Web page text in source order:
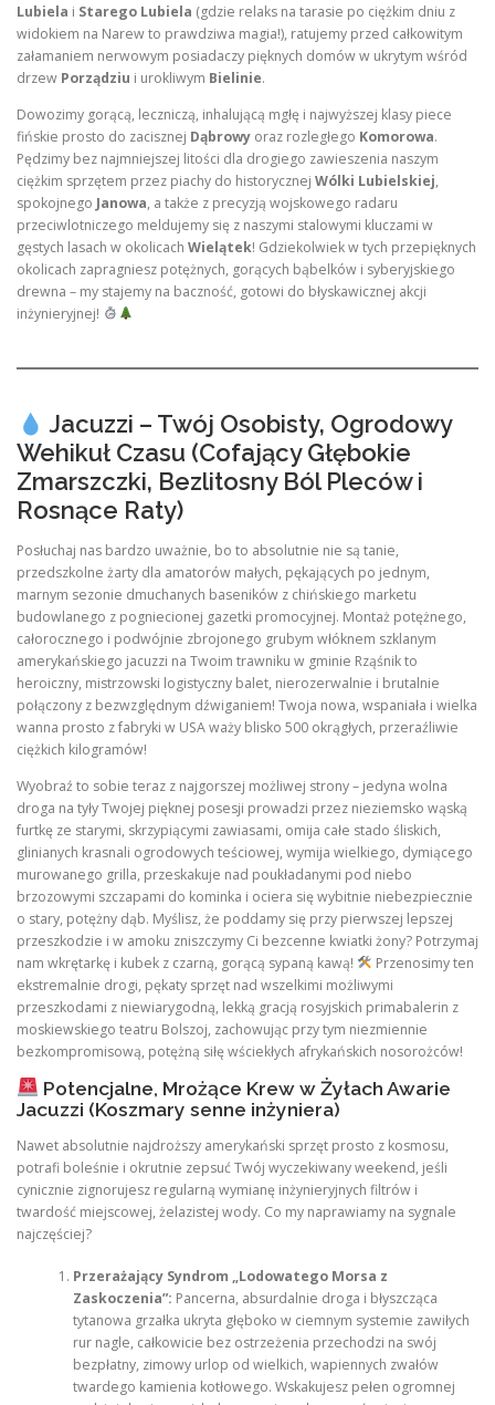
Lubiela i Starego Lubiela (gdzie relaks na tarasie po ciężkim dniu z
widokiem na Narew to prawdziwa magia!), ratujemy przed całkowitym
załamaniem nerwowym posiadaczy pięknych domów w ukrytym wśród
drzew Porządziu i urokliwym Bielinie.
Dowozimy gorącą, leczniczą, inhalującą mgłę i najwyższej klasy piece
fińskie prosto do zacisznej Dąbrowy oraz rozległego Komorowa.
Pędzimy bez najmniejszej litości dla drogiego zawieszenia naszym
ciężkim sprzętem przez piachy do historycznej Wólki Lubielskiej,
spokojnego Janowa, a także z precyzją wojskowego radaru
przeciwlotniczego meldujemy się z naszymi stalowymi kluczami w
gęstych lasach w okolicach Wielątek! Gdziekolwiek w tych przepięknych
okolicach zapragniesz potężnych, gorących bąbelków i syberyjskiego
drewna – my stajemy na baczność, gotowi do błyskawicznej akcji
inżynieryjnej!
Jacuzzi – Twój Osobisty, Ogrodowy
Wehikuł Czasu (Cofający Głębokie
Zmarszczki, Bezlitosny Ból Pleców i
Rosnące Raty)
Posłuchaj nas bardzo uważnie, bo to absolutnie nie są tanie,
przedszkolne żarty dla amatorów małych, pękających po jednym,
marnym sezonie dmuchanych baseników z chińskiego marketu
budowlanego z pogniecionej gazetki promocyjnej. Montaż potężnego,
całorocznego i podwójnie zbrojonego grubym włóknem szklanym
amerykańskiego jacuzzi na Twoim trawniku w gminie Rząśnik to
heroiczny, mistrzowski logistyczny balet, nierozerwalnie i brutalnie
połączony z bezwzględnym dźwiganiem! Twoja nowa, wspaniała i wielka
wanna prosto z fabryki w USA waży blisko 500 okrągłych, przeraźliwie
ciężkich kilogramów!
Wyobraź to sobie teraz z najgorszej możliwej strony – jedyna wolna
droga na tyły Twojej pięknej posesji prowadzi przez nieziemsko wąską
furtkę ze starymi, skrzypiącymi zawiasami, omija całe stado śliskich,
glinianych krasnali ogrodowych teściowej, wymija wielkiego, dymiącego
murowanego grilla, przeskakuje nad poukładanymi pod niebo
brzozowymi szczapami do kominka i ociera się wybitnie niebezpiecznie
o stary, potężny dąb. Myślisz, że poddamy się przy pierwszej lepszej
przeszkodzie i w amoku zniszczymy Ci bezcenne kwiatki żony? Potrzymaj
nam wkrętarkę i kubek z czarną, gorącą sypaną kawą!
Przenosimy ten
ekstremalnie drogi, pękaty sprzęt nad wszelkimi możliwymi
przeszkodami z niewiarygodną, lekką gracją rosyjskich primabalerin z
moskiewskiego teatru Bolszoj, zachowując przy tym niezmiennie
bezkompromisową, potężną siłę wściekłych afrykańskich nosorożców!
Potencjalne, Mrożące Krew w Żyłach Awarie
Jacuzzi (Koszmary senne inżyniera)
Nawet absolutnie najdroższy amerykański sprzęt prosto z kosmosu,
potrafi boleśnie i okrutnie zepsuć Twój wyczekiwany weekend, jeśli
cynicznie zignorujesz regularną wymianę inżynieryjnych filtrów i
twardość miejscowej, żelazistej wody. Co my naprawiamy na sygnale
najczęściej?
Przerażający Syndrom „Lodowatego Morsa z
Zaskoczenia”: Pancerna, absurdalnie droga i błyszcząca
tytanowa grzałka ukryta głęboko w ciemnym systemie zawiłych
rur nagle, całkowicie bez ostrzeżenia przechodzi na swój
bezpłatny, zimowy urlop od wielkich, wapiennych zwałów
twardego kamienia kotłowego. Wskakujesz pełen ogromnej